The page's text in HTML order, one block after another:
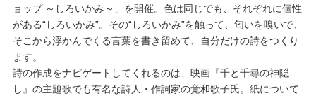
プレゼント・キャンペーン
メールニュース登録
ョップ ～しろいかみ～」を開催。色は同じでも、それぞれに個性
がある“しろいかみ”。その“しろいかみ”を触って、匂いを嗅いで、
そこから浮かんでくる言葉を書き留めて、自分だけの詩をつくり
ます。
詩の作成をナビゲートしてくれるのは、映画『千と千尋の神隠
し』の主題歌でも有名な詩人・作詞家の覚和歌子氏。紙について